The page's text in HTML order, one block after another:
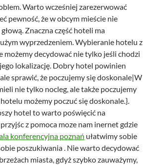
Warto wcześniej zarezerwować
pewność, że w obcym mieście nie
Znaczna część hoteli ma
wyprzedzeniem. Wybieranie hotelu z
możemy decydować nie tylko jeśli chodzi
lokalizację. Dobry hotel powinien
sprawić, że poczujemy się doskonale|W
nie tylko nocleg, ale także poczujemy
możemy poczuć się doskonale.}.
hotel to warto poświęcić na
z pomoca moze nam inernet gdzie
konferencyjna poznań ułatwimy sobie
poszukiwania . Nie warto decydować
miasta, gdyż szybko zauważymy,